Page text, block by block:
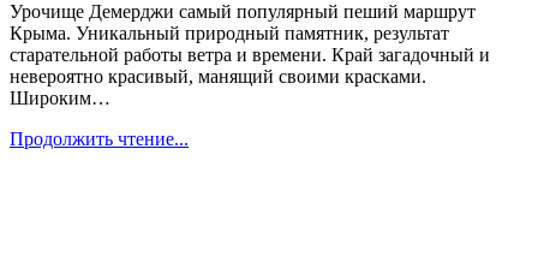
Урочище Демерджи самый популярный пеший маршрут
Крыма. Уникальный природный памятник, результат
старательной работы ветра и времени. Край загадочный и
невероятно красивый, манящий своими красками.
Широким…
Продолжить чтение...